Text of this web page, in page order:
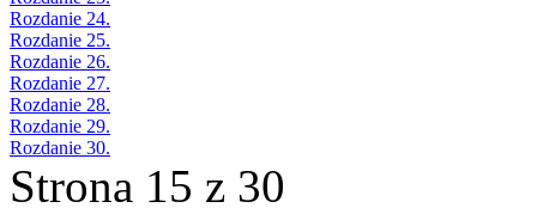
Rozdanie 24.
Rozdanie 25.
Rozdanie 26.
Rozdanie 27.
Rozdanie 28.
Rozdanie 29.
Rozdanie 30.
Strona 15 z 30